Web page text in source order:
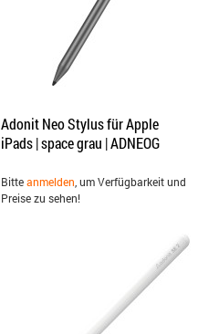
Adonit Neo Stylus für Apple
iPads | space grau | ADNEOG
Bitteanmelden , um Verfügbarkeit und
Preise zu sehen!